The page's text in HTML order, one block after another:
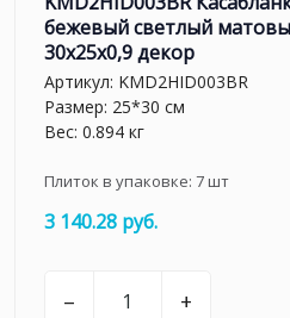
бежевый светлый
30x25x0,9 декор
Артикул: KMD2HID003BR
Размер: 25*30 см
Вес: 0.894 кг
Плиток в упаковке: 7шт
3 140.28 руб.
– +